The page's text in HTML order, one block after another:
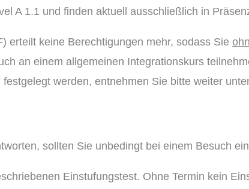
A 1.1 und finden aktuell ausschließlich in
erteilt keine Berechtigungen mehr, sodass Sie
an einem allgemeinen Integrationskurs
werden, entnehmen Sie bitte weiter
sollten Sie unbedingt bei einem Besuch
Einstufungstest. Ohne Termin kein